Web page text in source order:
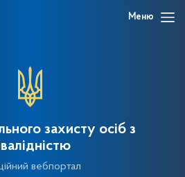
Меню
захисту осіб з
вебпортал